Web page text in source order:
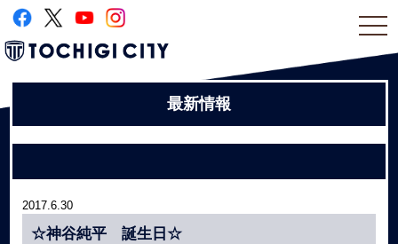
最新情報
2017.6.30
☆神谷純平 誕生日☆